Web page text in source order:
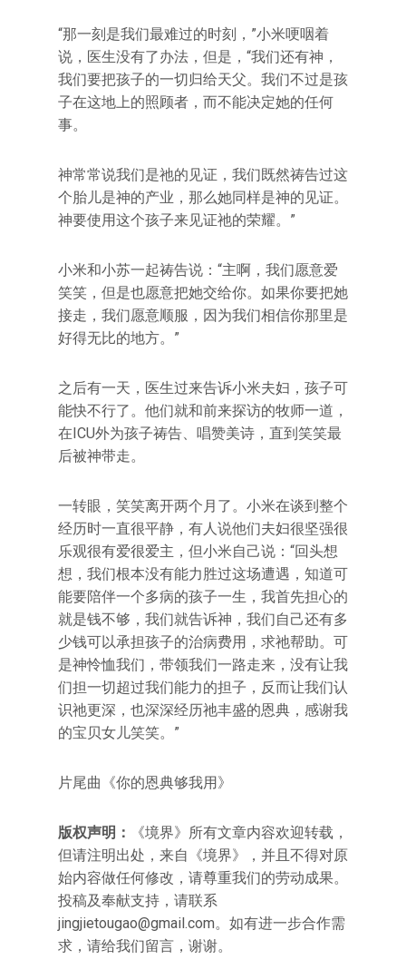
“那一刻是我们最难过的时刻，”小米哽咽着
说，医生没有了办法，但是，“我们还有神，
我们要把孩子的一切归给天父。我们不过是孩
子在这地上的照顾者，而不能决定她的任何
事。
神常常说我们是祂的见证，我们既然祷告过这
个胎儿是神的产业，那么她同样是神的见证。
神要使用这个孩子来见证祂的荣耀。”
小米和小苏一起祷告说：“主啊，我们愿意爱
笑笑，但是也愿意把她交给你。如果你要把她
接走，我们愿意顺服，因为我们相信你那里是
好得无比的地方。”
之后有一天，医生过来告诉小米夫妇，孩子可
能快不行了。他们就和前来探访的牧师一道，
在ICU外为孩子祷告、唱赞美诗，直到笑笑最
后被神带走。
一转眼，笑笑离开两个月了。小米在谈到整个
经历时一直很平静，有人说他们夫妇很坚强很
乐观很有爱很爱主，但小米自己说：“回头想
想，我们根本没有能力胜过这场遭遇，知道可
能要陪伴一个多病的孩子一生，我首先担心的
就是钱不够，我们就告诉神，我们自己还有多
少钱可以承担孩子的治病费用，求祂帮助。可
是神怜恤我们，带领我们一路走来，没有让我
们担一切超过我们能力的担子，反而让我们认
识祂更深，也深深经历祂丰盛的恩典，感谢我
的宝贝女儿笑笑。”
片尾曲《你的恩典够我用》
版权声明：
《境界》所有文章内容欢迎转载，
但请注明出处，来自《境界》，并且不得对原
始内容做任何修改，请尊重我们的劳动成果。
投稿及奉献支持，请联系
jingjietougao@gmail.com。如有进一步合作需
求，请给我们留言，谢谢。